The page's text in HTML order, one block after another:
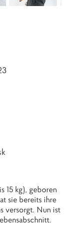
15 kg), geboren
sie bereits ihre
versorgt. Nun ist